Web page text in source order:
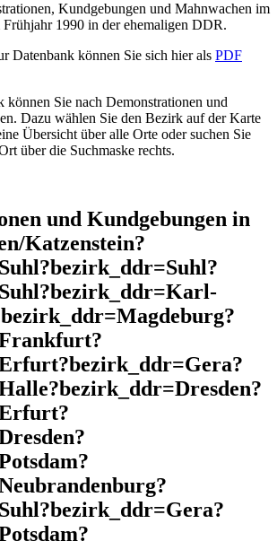
Kundgebungen und Mahnwachen im
1990 in der ehemaligen DDR.
Datenbank können Sie sich hier als PDF
können Sie nach Demonstrationen und
Dazu wählen Sie den Bezirk auf der Karte
Übersicht über alle Orte oder suchen Sie
über die Suchmaske rechts.
und Kundgebungen in
Katzenstein?